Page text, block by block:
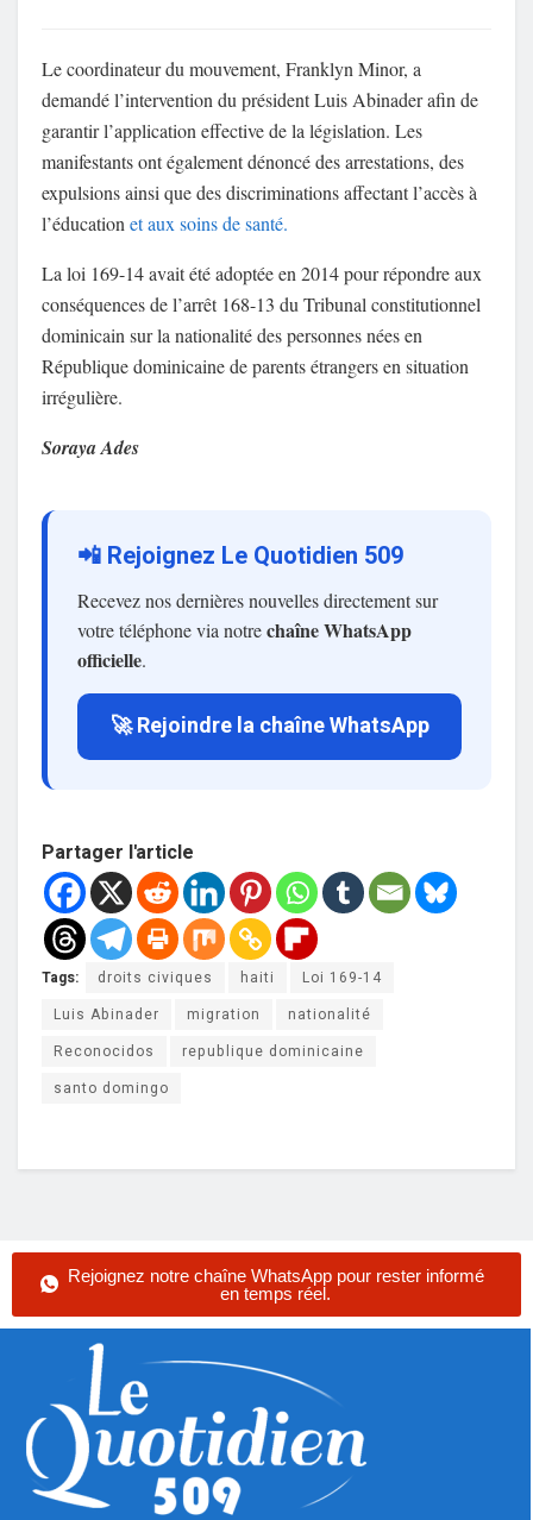
Le coordinateur du mouvement, Franklyn Minor, a
demandé l’intervention du président Luis Abinader afin de
garantir l’application effective de la législation. Les
manifestants ont également dénoncé des arrestations, des
expulsions ainsi que des discriminations affectant l’accès à
l’éducation et aux soins de santé.
La loi 169-14 avait été adoptée en 2014 pour répondre aux
conséquences de l’arrêt 168-13 du Tribunal constitutionnel
dominicain sur la nationalité des personnes nées en
République dominicaine de parents étrangers en situation
irrégulière.
Soraya Ades
📲 Rejoignez Le Quotidien 509
Recevez nos dernières nouvelles directement sur
votre téléphone via notrechaîne WhatsApp
officielle.
🚀 Rejoindre la chaîne WhatsApp
Partager l'article
Tags: droits civiques haiti
Loi 169-14
Luis Abinader
migration
nationalité
Reconocidos
republique dominicaine
santo domingo
Rejoignez notre chaîne WhatsApp pour rester informé
en temps réel.